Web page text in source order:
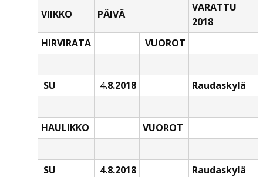
VIIKKO PÄIVÄ
VARATTU
2018
HIRVIRATA
VUOROT
SU 4.8.2018 Raudaskylä
HAULIKKO VUOROT
SU 4.8.2018 Raudaskylä